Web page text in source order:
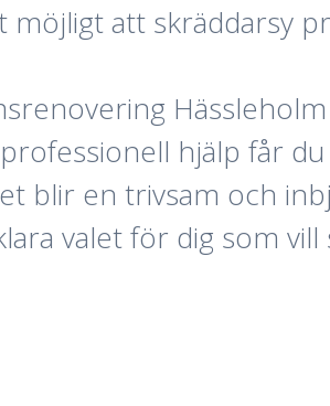
möjligt att skräddarsy
hjälp får
blir en trivsam och
valet för dig som